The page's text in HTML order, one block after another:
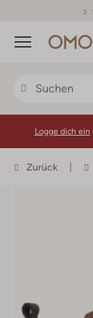
Menü
Logge dich ein
Zurück